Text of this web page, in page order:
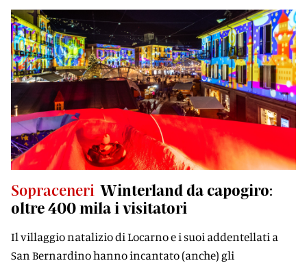
Sopraceneri Winterland da capogiro:
oltre 400 mila i visitatori
Il villaggio natalizio di Locarno e i suoi addentellati a
San Bernardino hanno incantato (anche) gli